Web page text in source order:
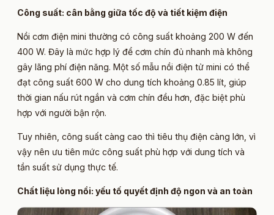
Công suất: cân bằng giữa tốc độ và tiết kiệm điện
Nồi cơm điện mini thường có công suất khoảng 200 W đến
400 W. Đây là mức hợp lý để cơm chín đủ nhanh mà không
gây lãng phí điện năng. Một số mẫu nồi điện tử mini có thể
đạt công suất 600 W cho dung tích khoảng 0.85 lít, giúp
thời gian nấu rút ngắn và cơm chín đều hơn, đặc biệt phù
hợp với người bận rộn.
Tuy nhiên, công suất càng cao thì tiêu thụ điện càng lớn, vì
vậy nên ưu tiên mức công suất phù hợp với dung tích và
tần suất sử dụng thực tế.
Chất liệu lòng nồi: yếu tố quyết định độ ngon và an toàn